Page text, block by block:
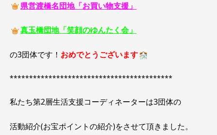
県営渡橋名団地「お買い物支援」
真玉橋団地「笑顔のゆんたく会」
の3団体です！ おめでとうございます
******************************************
私たち第2層生活支援コーディネーターは3団体の
活動紹介(お宝ポイントの紹介)をさせて頂きました。